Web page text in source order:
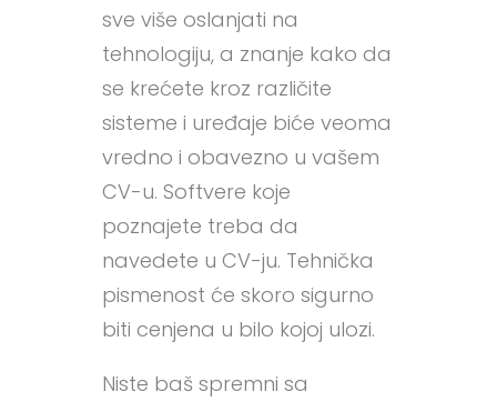
sve više oslanjati na
tehnologiju, a znanje kako da
se krećete kroz različite
sisteme i uređaje biće veoma
vredno i obavezno u vašem
CV-u. Softvere koje
poznajete treba da
navedete u CV-ju. Tehnička
pismenost će skoro sigurno
biti cenjena u bilo kojoj ulozi.
Niste baš spremni sa